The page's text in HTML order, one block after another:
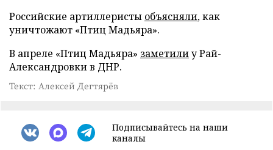
Российские артиллеристы объясняли, как
уничтожают «Птиц Мадьяра».
В апреле «Птиц Мадьяра» заметилиу Рай-
Александровки в ДНР.
Текст: Алексей Дегтярёв
Подписывайтесь на наши
каналы